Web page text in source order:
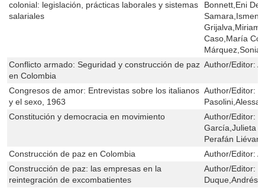
colonial: legislación, prácticas laborales y sistemas
salariales
Bonnett,Eni De
Grijalva,Miriam
Caso,María
Márquez,Sonia
Conflicto armado: Seguridad y construcción de paz
en Colombia
Author/Editor:
Congresos de amor: Entrevistas sobre los italianos
y el sexo, 1963
Author/Editor:
Constitución y democracia en movimiento
Author/Editor:
García,Julieta
Perafán
Construcción de paz en Colombia
Author/Editor:
Construcción de paz: las empresas en la
reintegración de excombatientes
Author/Editor:
Duque,Andrés